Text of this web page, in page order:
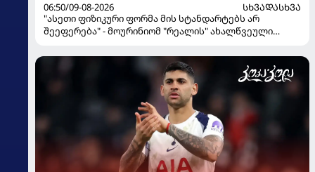
06:50/09-08-2026
ᲡᲮᲕᲐᲓᲐᲡᲮᲕᲐ
"ასეთი ფიზიკური ფორმა მის სტანდარტებს არ
შეეფერება" - მოურინიომ "რეალის" ახალწვეული